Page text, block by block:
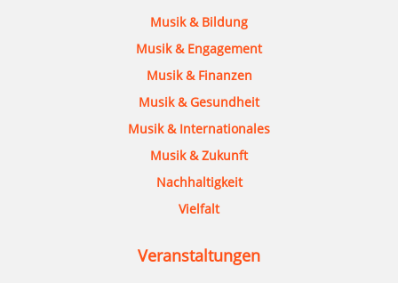
Musik & Bildung
Musik & Engagement
Musik & Finanzen
Musik & Gesundheit
Musik & Internationales
Musik & Zukunft
Nachhaltigkeit
Vielfalt
Veranstaltungen